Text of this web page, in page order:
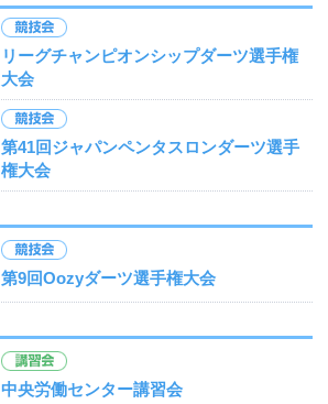
リーグチャンピオンシップダーツ選手権
大会
第41回ジャパンペンタスロンダーツ選手
権大会
第9回Oozyダーツ選手権大会
中央労働センター講習会